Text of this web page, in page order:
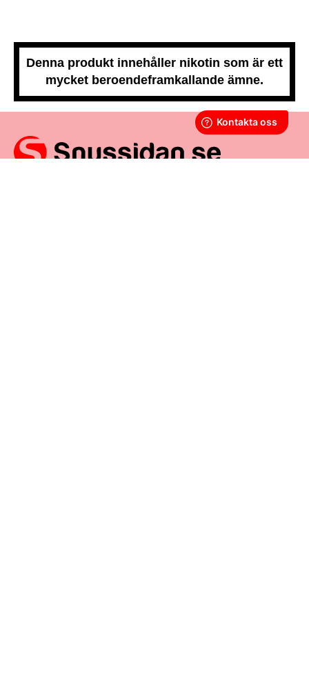
Denna produkt innehåller nikotin som är ett
mycket beroendeframkallande ämne.